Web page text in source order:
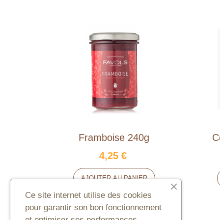
Framboise 240g
4,25 €
AJOUTER AU PANIER
Ce site internet utilise des cookies
pour garantir son bon fonctionnement